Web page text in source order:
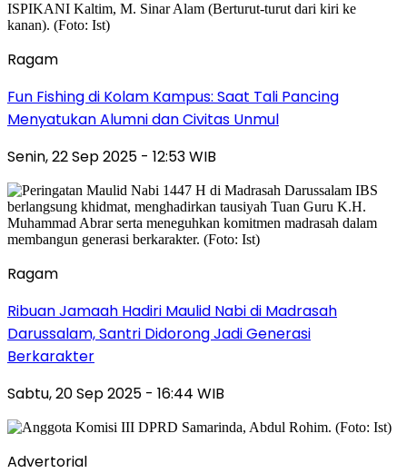
Ragam
Fun Fishing di Kolam Kampus: Saat Tali Pancing
Menyatukan Alumni dan Civitas Unmul
Senin, 22 Sep 2025 - 12:53 WIB
Ragam
Ribuan Jamaah Hadiri Maulid Nabi di Madrasah
Darussalam, Santri Didorong Jadi Generasi
Berkarakter
Sabtu, 20 Sep 2025 - 16:44 WIB
Advertorial